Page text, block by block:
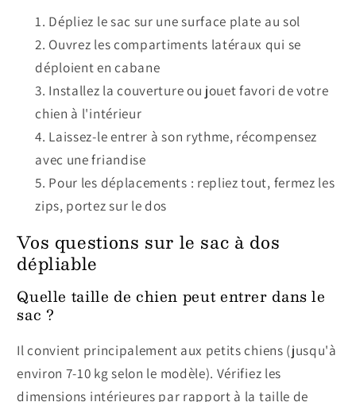
Dépliez le sac sur une surface plate au sol
Ouvrez les compartiments latéraux qui se
déploient en cabane
Installez la couverture ou jouet favori de votre
chien à l'intérieur
Laissez-le entrer à son rythme, récompensez
avec une friandise
Pour les déplacements : repliez tout, fermez les
zips, portez sur le dos
Vos questions sur le sac à dos
dépliable
Quelle taille de chien peut entrer dans le
sac ?
Il convient principalement aux petits chiens (jusqu'à
environ 7-10 kg selon le modèle). Vérifiez les
dimensions intérieures par rapport à la taille de